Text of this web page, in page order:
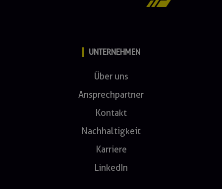
UNTERNEHMEN
Über uns
Ansprechpartner
Kontakt
Nachhaltigkeit
Karriere
LinkedIn